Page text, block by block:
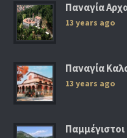
Παναγία
13 years ago
Παναγία
13 years ago
Παμμέγιστοι